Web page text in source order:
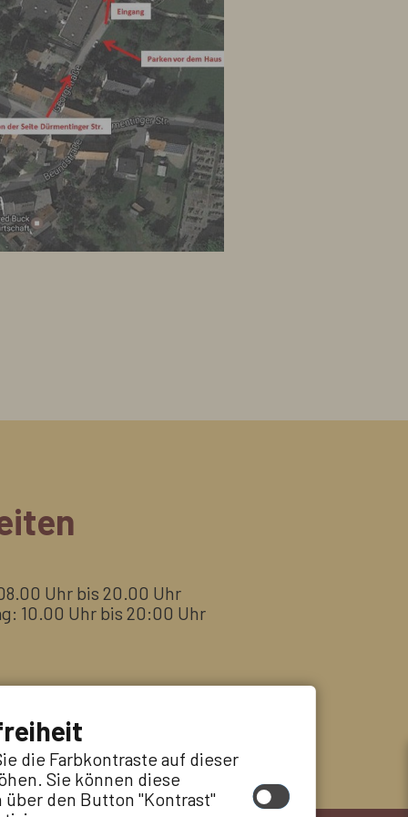
Uhr bis 20.00 Uhr
10.00 Uhr bis 20:00 Uhr
die Farbkontraste auf dieser
Sie können diese
den Button "Kontrast"